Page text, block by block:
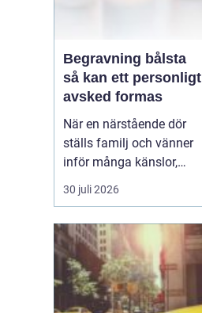
Begravning bålsta
så kan ett personligt
avsked formas
När en närstående dör
ställs familj och vänner
inför många känslor,
men också praktiska
beslut.
ceremoni i någon av
Håbo församlings kyrkor
eller ka...
30 juli 2026